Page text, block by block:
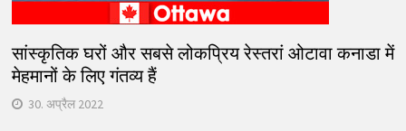
सांस्कृतिक घरों और सबसे लोकप्रिय रेस्तरां ओटावा कनाडा में
मेहमानों के लिए गंतव्य हैं
30. अप्रैल 2022